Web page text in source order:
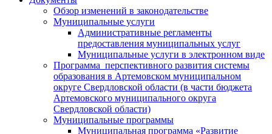
Обзор изменений в законодательстве
Муниципальные услуги
Административные регламенты
предоставления муниципальных услуг
Муниципальные услуги в электронном виде
Программа перспективного развития системы
образования в Артемовском муниципальном
округе Свердловской области (в части бюджета
Артемовского муниципального округа
Свердловской области)
Муниципальные программы
Муниципальная программа «Развитие